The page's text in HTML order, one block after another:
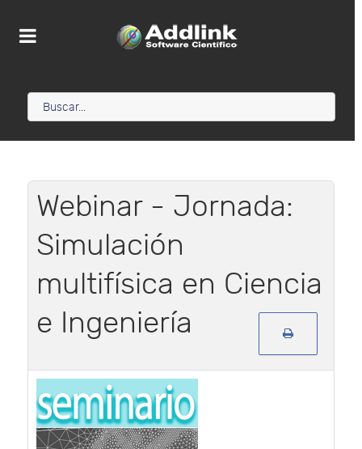
Webinar - Jornada:
Simulación
multifísica en Ciencia
e Ingeniería